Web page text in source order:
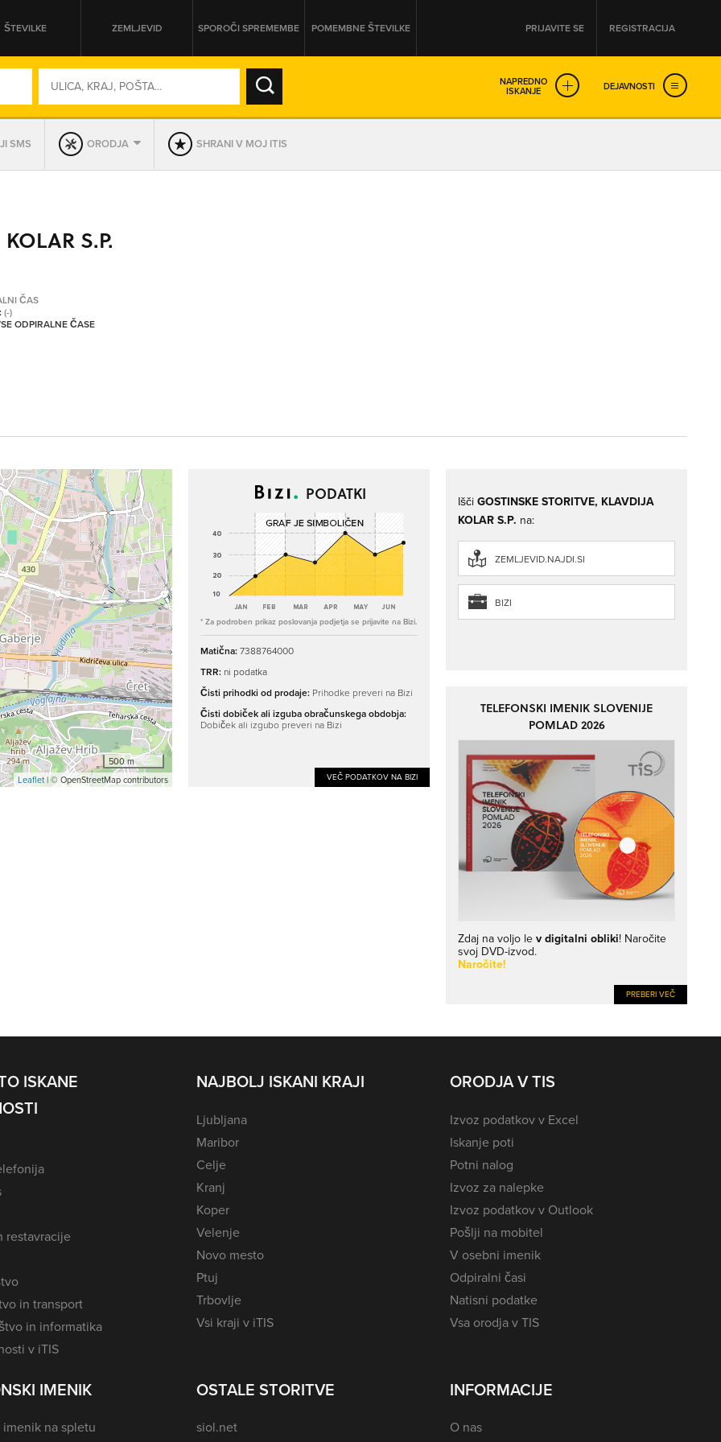
ŠTEVILKE ZEMLJEVID SPOROČI SPREMEMBE POMEMBNE ŠTEVILKE PRIJAVITE SE REGISTRACIJA
NAPREDNO
ISKANJE DEJAVNOSTI
SO ODPRTA V
SMS ORODJA SHRANI V MOJ ITIS
S.P.
ČAS
(-)
ODPIRALNE ČASE
500 m
Leaflet| © OpenStreetMap contributors
PODATKI
* Za podroben prikaz poslovanja podjetja se prijavite na Bizi.
Matična:7388764000
TRR: ni podatka
Čisti prihodki od prodaje: Prihodke preveri na Bizi
Čisti dobiček ali izguba obračunskega obdobja:
Dobiček ali izgubo preveri na Bizi
VEČ PODATKOV NA BIZI
IščiGOSTINSKE STORITVE, KLAVDIJA
KOLAR S.P. na:
ZEMLJEVID.NAJDI.SI
BIZI
TELEFONSKI IMENIK SLOVENIJE
POMLAD 2026
Zdaj na voljo lev digitalni obliki! Naročite
svoj DVD-izvod.
Naročite!
PREBERI VEČ
ISKANE
restavracije
in transport
in informatika
v iTIS
NAJBOLJ ISKANI KRAJI
Ljubljana
Maribor
Celje
Kranj
Koper
Velenje
Novo mesto
Ptuj
Trbovlje
Vsi kraji v iTIS
ORODJA V TIS
Izvoz podatkov v Excel
Iskanje poti
Potni nalog
Izvoz za nalepke
Izvoz podatkov v Outlook
Pošlji na mobitel
V osebni imenik
Odpiralni časi
Natisni podatke
Vsa orodja v TIS
IMENIK
na spletu
OSTALE STORITVE
siol.net
INFORMACIJE
O nas